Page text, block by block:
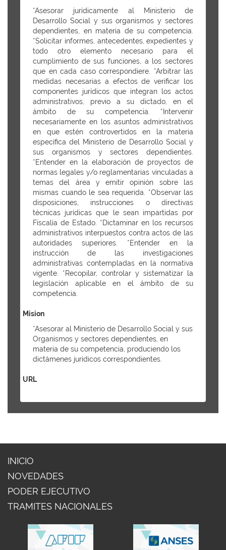
*Asesorar jurídicamente al Ministerio de
Desarrollo Social y sus organismos y sectores
dependientes, en materia de su competencia.
*Solicitar informes, antecedentes, expedientes y
todo otro elemento necesario para el
cumplimiento de sus funciones, a los sectores
que en cada caso correspondiere. *Arbitrar las
medidas necesarias a efectos de verificar los
componentes jurídicos que integran los actos
administrativos, previo a su dictado, en el
ámbito de su competencia. *Intervenir
necesariamente en los asuntos administrativos
en que estén controvertidos en la materia
específica del Ministerio de Desarrollo Social y
sus organismos y sectores dependientes.
*Entender en la elaboración de proyectos de
normas legales y/o reglamentarias vinculadas a
temas del área y emitir opinión sobre las
mismas cuando le sea requerida. *Observar las
disposiciones, instrucciones o directivas
técnicas jurídicas que le sean impartidas por
Fiscalía de Estado. *Dictaminar en los recursos
administrativos interpuestos contra actos de las
autoridades superiores. *Entender en la
instrucción de las investigaciones
administrativas contempladas en la normativa
vigente. *Recopilar, controlar y sistematizar la
legislación aplicable en el ámbito de su
competencia.
Mision
*Asesorar al Ministerio de Desarrollo Social y sus
Organismos y sectores dependientes, en
materia de su competencia, produciendo los
dictámenes jurídicos correspondientes.
URL
INICIO
NOVEDADES
PODER EJECUTIVO
TRAMITES NACIONALES